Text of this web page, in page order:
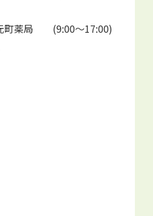
町薬局 (9:00～17:00)